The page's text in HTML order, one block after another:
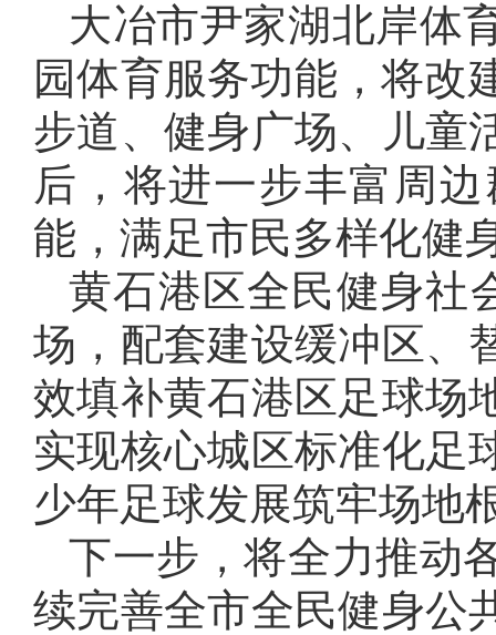
大冶市尹家湖北岸体
园体育服务功能，将改
步道、健身广场、儿童
后，将进一步丰富周
能，满足市民多样化健
黄石港区全民健身社
场，配套建设缓冲区、
效填补黄石港区足球场
实现核心城区标准化足
少年足球发展筑牢场地
下一步，将全力推动
续完善全市全民健身公